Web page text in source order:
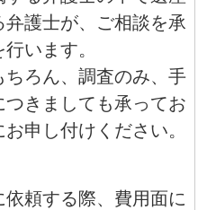
護士が、ご相談を承
います。
ろん、調査のみ、手
きましても承ってお
申し付けください。
頼する際、費用面に